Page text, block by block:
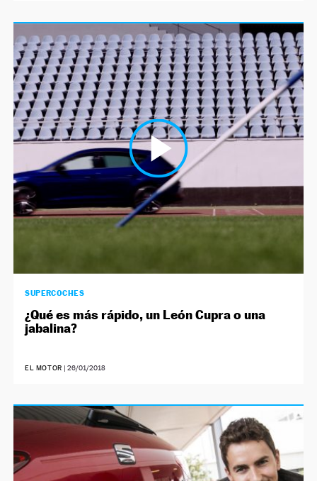
SUPERCOCHES
¿Qué es más rápido, un León Cupra o una
jabalina?
EL MOTOR |26/01/2018